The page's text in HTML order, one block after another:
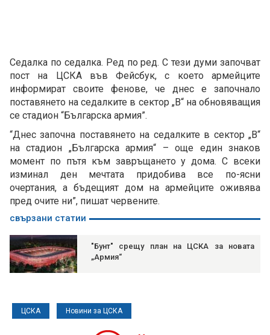
Седалка по седалка. Ред по ред. С тези думи започват
пост на ЦСКА във Фейсбук, с което армейците
информират своите фенове, че днес е започнало
поставянето на седалките в сектор „В“ на обновяващия
се стадион “Българска армия”.
“Днес започна поставянето на седалките в сектор „В“
на стадион „Българска армия“ – още един знаков
момент по пътя към завръщането у дома. С всеки
изминал ден мечтата придобива все по-ясни
очертания, а бъдещият дом на армейците оживява
пред очите ни”, пишат червените.
свързани статии
"Бунт" срещу план на ЦСКА за новата
„Армия“
ЦСКА Новини за ЦСКА